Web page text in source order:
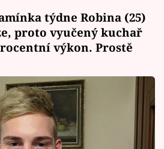
týdne Robina (25)
proto vyučený kuchař
výkon. Prostě